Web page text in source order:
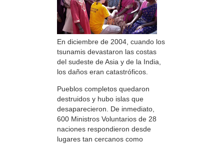
En diciembre de 2004, cuando los
tsunamis devastaron las costas
del sudeste de Asia y de la India,
los daños eran catastróficos.
Pueblos completos quedaron
destruidos y hubo islas que
desaparecieron. De inmediato,
600 Ministros Voluntarios de 28
naciones respondieron desde
lugares tan cercanos como